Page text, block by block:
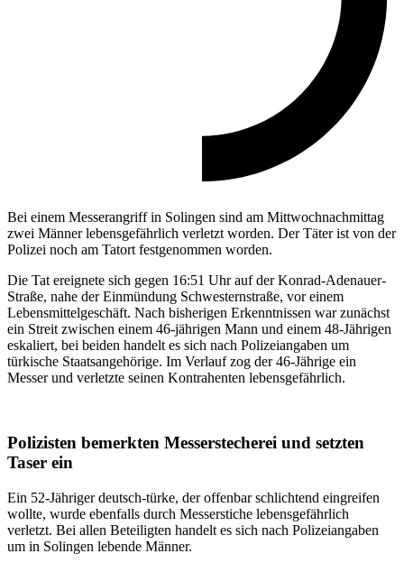
Bei einem Messerangriff in Solingen sind am Mittwochnachmittag
zwei Männer lebensgefährlich verletzt worden. Der Täter ist von der
Polizei noch am Tatort festgenommen worden.
Die Tat ereignete sich gegen 16:51 Uhr auf der Konrad-Adenauer-
Straße, nahe der Einmündung Schwesternstraße, vor einem
Lebensmittelgeschäft. Nach bisherigen Erkenntnissen war zunächst
ein Streit zwischen einem 46-jährigen Mann und einem 48-Jährigen
eskaliert, bei beiden handelt es sich nach Polizeiangaben um
türkische Staatsangehörige. Im Verlauf zog der 46-Jährige ein
Messer und verletzte seinen Kontrahenten lebensgefährlich.
Polizisten bemerkten Messerstecherei und setzten
Taser ein
Ein 52-Jähriger deutsch-türke, der offenbar schlichtend eingreifen
wollte, wurde ebenfalls durch Messerstiche lebensgefährlich
verletzt. Bei allen Beteiligten handelt es sich nach Polizeiangaben
um in Solingen lebende Männer.